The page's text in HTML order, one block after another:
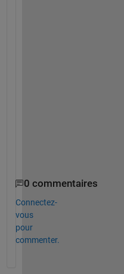
0 commentaires
Connectez-
vous
pour
commenter.